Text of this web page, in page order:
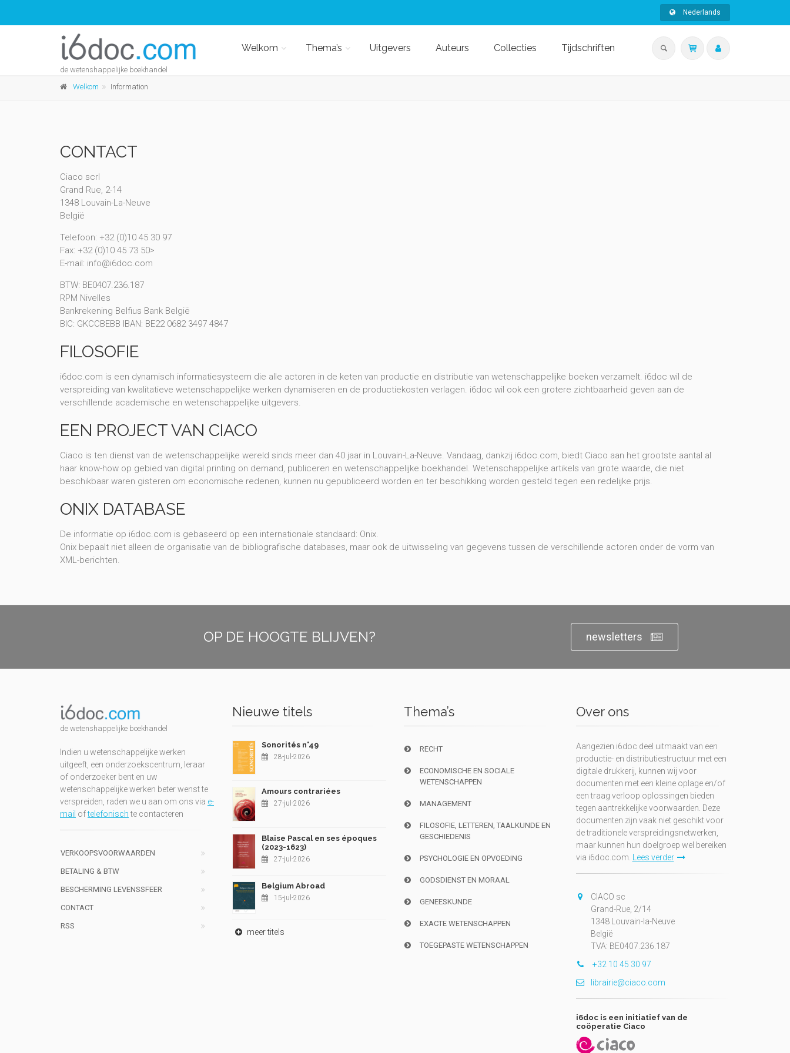
Nederlands
de wetenshappelijke boekhandel
Welkom Thema’s Uitgevers Auteurs Collecties Tijdschriften
Welkom Information
CONTACT
Ciaco scrl
Grand Rue, 2-14
1348 Louvain-La-Neuve
België
Telefoon: +32 (0)10 45 30 97
Fax: +32 (0)10 45 73 50>
E-mail: info@i6doc.com
BTW: BE0407.236.187
RPM Nivelles
Bankrekening Belfius Bank België
BIC: GKCCBEBB IBAN: BE22 0682 3497 4847
FILOSOFIE
i6doc.com is een dynamisch informatiesysteem die alle actoren in de keten van productie en distributie van wetenschappelijke boeken verzamelt. i6doc wil de
verspreiding van kwalitatieve wetenschappelijke werken dynamiseren en de productiekosten verlagen. i6doc wil ook een grotere zichtbaarheid geven aan de
verschillende academische en wetenschappelijke uitgevers.
EEN PROJECT VAN CIACO
Ciaco is ten dienst van de wetenschappelijke wereld sinds meer dan 40 jaar in Louvain-La-Neuve. Vandaag, dankzij i6doc.com, biedt Ciaco aan het grootste aantal al
haar know-how op gebied van digital printing on demand, publiceren en wetenschappelijke boekhandel. Wetenschappelijke artikels van grote waarde, die niet
beschikbaar waren gisteren om economische redenen, kunnen nu gepubliceerd worden en ter beschikking worden gesteld tegen een redelijke prijs.
ONIX DATABASE
De informatie op i6doc.com is gebaseerd op een internationale standaard: Onix.
Onix bepaalt niet alleen de organisatie van de bibliografische databases, maar ook de uitwisseling van gegevens tussen de verschillende actoren onder de vorm van
XML-berichten.
OP DE HOOGTE BLIJVEN? newsletters
de wetenshappelijke boekhandel
Indien u wetenschappelijke werken
uitgeeft, een onderzoekscentrum, leraar
of onderzoeker bent en uw
wetenschappelijke werken beter wenst te
verspreiden, raden we u aan om ons via e-
mail oftelefonischte contacteren
VERKOOPSVOORWAARDEN
BETALING & BTW
BESCHERMING LEVENSSFEER
CONTACT
RSS
Nieuwe titels
Sonorités n°49
28-jul-2026
Amours contrariées
27-jul-2026
Blaise Pascal en ses époques
(2023-1623)
27-jul-2026
Belgium Abroad
15-jul-2026
meer titels
Thema’s
RECHT
ECONOMISCHE EN SOCIALE
WETENSCHAPPEN
MANAGEMENT
FILOSOFIE, LETTEREN, TAALKUNDE EN
GESCHIEDENIS
PSYCHOLOGIE EN OPVOEDING
GODSDIENST EN MORAAL
GENEESKUNDE
EXACTE WETENSCHAPPEN
TOEGEPASTE WETENSCHAPPEN
Over ons
Aangezien i6doc deel uitmaakt van een
productie- en distributiestructuur met een
digitale drukkerij, kunnen wij voor
documenten met een kleine oplage en/of
een traag verloop oplossingen bieden
tegen aantrekkelijke voorwaarden. Deze
documenten zijn vaak niet geschikt voor
de traditionele verspreidingsnetwerken,
maar kunnen hun doelgroep wel bereiken
via i6doc.com.
Lees verder
CIACO sc
Grand-Rue, 2/14
1348 Louvain-la-Neuve
België
TVA: BE0407.236.187
+32 10 45 30 97
librairie@ciaco.com
i6doc is een initiatief van de
coöperatie Ciaco